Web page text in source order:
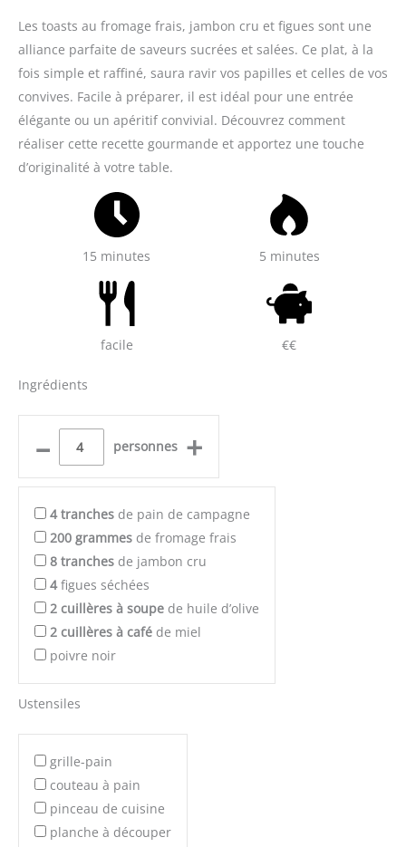
Les toasts au fromage frais, jambon cru et figues sont une
alliance parfaite de saveurs sucrées et salées. Ce plat, à la
fois simple et raffiné, saura ravir vos papilles et celles de vos
convives. Facile à préparer, il est idéal pour une entrée
élégante ou un apéritif convivial. Découvrez comment
réaliser cette recette gourmande et apportez une touche
d’originalité à votre table.
15 minutes 5 minutes
facile €€
Ingrédients
– personnes +
4 tranches de pain de campagne
200 grammes de fromage frais
8 tranches de jambon cru
4figues séchées
2 cuillères à soupe de huile d’olive
2 cuillères à café de miel
poivre noir
Ustensiles
grille-pain
couteau à pain
pinceau de cuisine
planche à découper